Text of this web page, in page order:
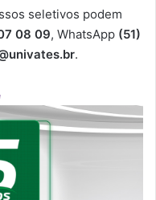
seletivos podem
08 09, WhatsApp (51)
.